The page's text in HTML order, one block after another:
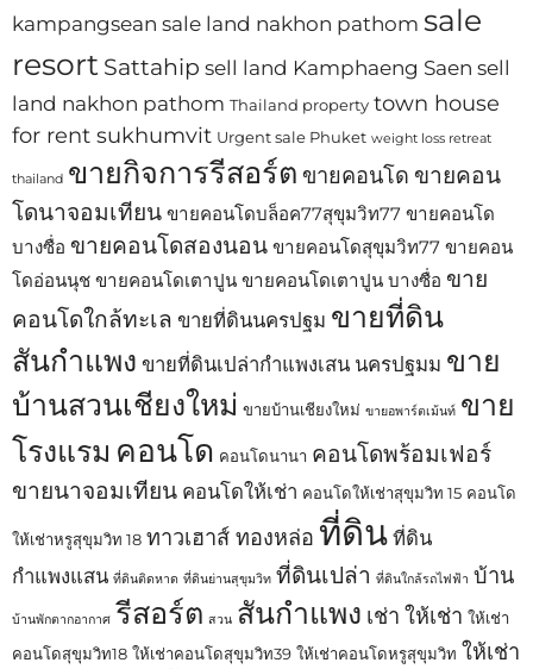
kampangsean sale land nakhon pathom sale
resort Sattahip sell land Kamphaeng Saen sell
land nakhon pathom Thailand property town house
for rent sukhumvit Urgent sale Phuket weight loss retreat
thailand ขายกิจการรีสอร์ต ขายคอนโด ขายคอน
โดนาจอมเทียน ขายคอนโดบล็อค77สุขุมวิท77 ขายคอนโด
บางซื่อ ขายคอนโดสองนอน ขายคอนโดสุขุมวิท77 ขายคอน
โดอ่อนนุช ขายคอนโดเตาปูน ขายคอนโดเตาปูน บางซื่อ ขาย
คอนโดใกล้ทะเล ขายที่ดินนครปฐม ขายที่ดิน
สันกำแพง ขายที่ดินเปล่ากำแพงเสน นครปฐมม ขาย
บ้านสวนเชียงใหม่ ขายบ้านเชียงใหม่ ขายอพาร์ตเม้นท์ ขาย
โรงแรม คอนโด คอนโดนานา คอนโดพร้อมเฟอร์
ขายนาจอมเทียน คอนโดให้เช่า คอนโดให้เช่าสุขุมวิท 15 คอนโด
ให้เช่าหรูสุขุมวิท 18 ทาวเฮาส์ ทองหล่อ ที่ดิน ที่ดิน
กำแพงแสน ที่ดินติดหาด ที่ดินย่านสุขุมวิท ที่ดินเปล่า ที่ดินใกล้รถไฟฟ้า บ้าน
บ้านพักตากอากาศ รีสอร์ต สวน สันกำแพง เช่า ให้เช่า ให้เช่า
คอนโดสุขุมวิท18 ให้เช่าคอนโดสุขุมวิท39 ให้เช่าคอนโดหรูสุขุมวิท ให้เช่า